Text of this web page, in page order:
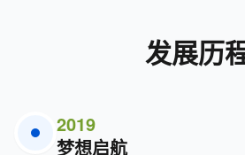
发展历
2019
梦想启航